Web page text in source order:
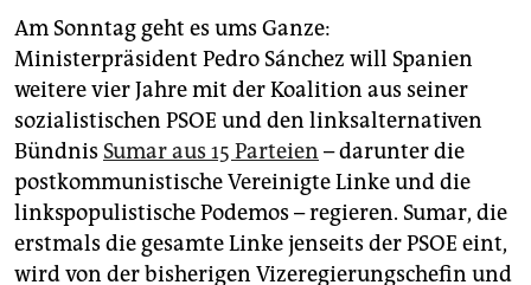
abo
genossenschaft
epaper login
Am Sonntag geht es ums Ganze:
Ministerpräsident Pedro Sánchez will Spanien
weitere vier Jahre mit der Koalition aus seiner
sozialistischen PSOE und den linksalternativen
Bündnis Sumar aus 15 Parteien – darunter die
postkommunistische Vereinigte Linke und die
linkspopulistische Podemos – regieren. Sumar, die
erstmals die gesamte Linke jenseits der PSOE eint,
wird von der bisherigen Vizeregierungschefin und